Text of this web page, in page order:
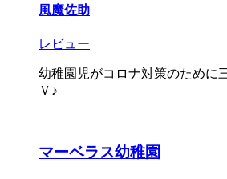
風魔佐助
レビュー
幼稚園児がコロナ対策のために
Ｖ♪
マーベラス幼稚園